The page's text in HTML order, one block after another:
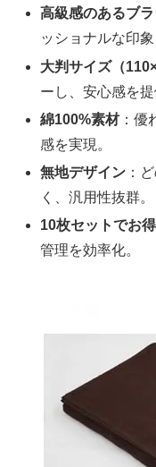
高級感のあるブ
ッショナルな印象
大判サイズ（
ーし、安心感を提
綿100%素材：優
感を実現。
無地デザイン ：
く、汎用性抜群。
10枚セットでお得
管理を効率化。